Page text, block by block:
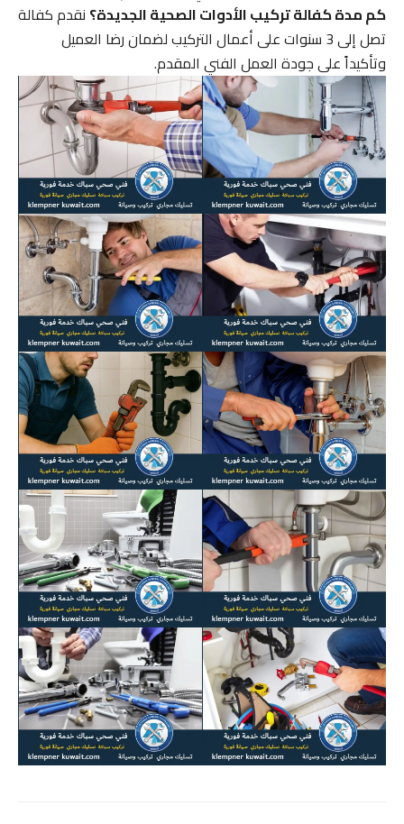
كم مدة كفالة تركيب الأدوات الصحية الجديدة؟نقدم كفالة
تصل إلى 3 سنوات على أعمال التركيب لضمان رضا العميل
وتأكيداً على جودة العمل الفني المقدم.